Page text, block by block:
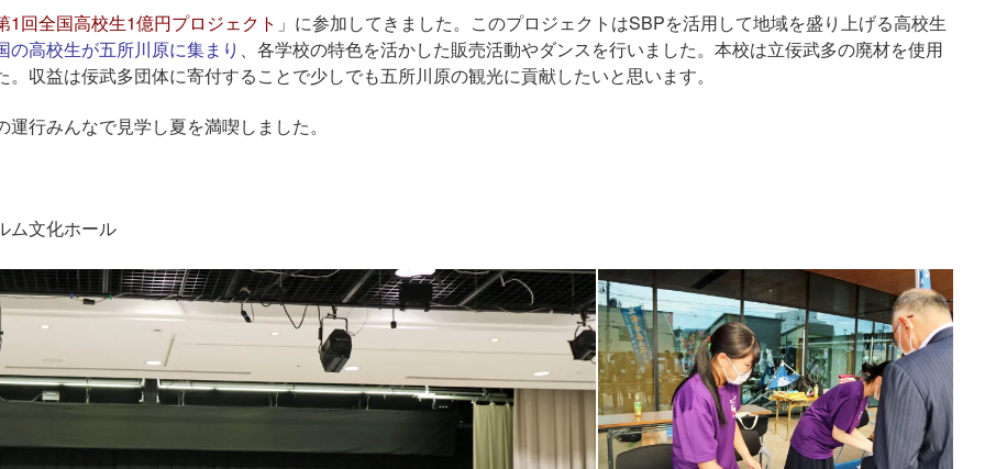
1回全国高校生1億円プロジェクト 」に参加してきました。このプロジェクトはSBPを活用して地域を盛り上げる高校生
の高校生が五所川原に集まり 、各学校の特色を活かした販売活動やダンスを行いました。本校は立佞武多の廃材を使用
収益は佞武多団体に寄付することで少しでも五所川原の観光に貢献したいと思います。
行みんなで見学し夏を満喫しました。
ム文化ホール